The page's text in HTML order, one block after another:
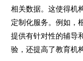
相关数据。这使得机
定制化服务。例如，
提供有针对性的辅导
验，还提高了教育机